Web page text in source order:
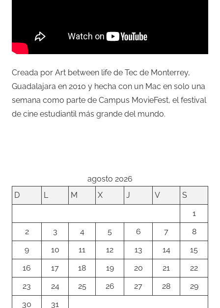
Creada por Art between life de Tec de Monterrey,
Guadalajara en 2010 y hecha con un Mac en solo una
semana como parte de Campus MovieFest, el festival
de cine estudiantil más grande del mundo.
agosto 2026
D
L M X J V
S
1
2
3 4 5 6 7
8
9
10 11 12 13 14
15
16
17 18 19 20 21
22
23
24 25 26 27 28
29
30
31